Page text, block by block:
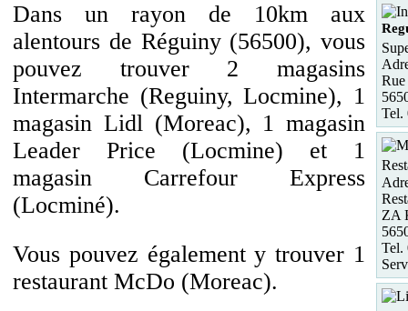
Dans un rayon de 10km aux
alentours de Réguiny (56500), vous
pouvez trouver 2 magasins
Intermarche (Reguiny, Locmine), 1
magasin Lidl (Moreac), 1 magasin
Leader Price (Locmine) et 1
magasin Carrefour Express
(Locminé).
Vous pouvez également y trouver 1
restaurant McDo (Moreac).
Tel.
ZA
Tel.